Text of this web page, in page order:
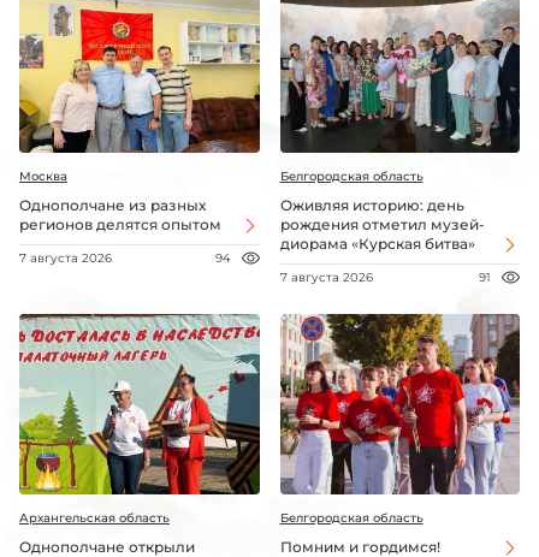
Москва
Однополчане из разных
регионов делятся опытом
7 августа 2026 94
Белгородская область
Оживляя историю: день
рождения отметил музей-
диорама «Курская битва»
7 августа 2026 91
Архангельская область
Однополчане открыли
Белгородская область
Помним и гордимся!